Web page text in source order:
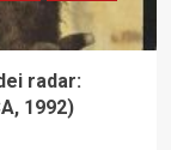
radar:
1992)